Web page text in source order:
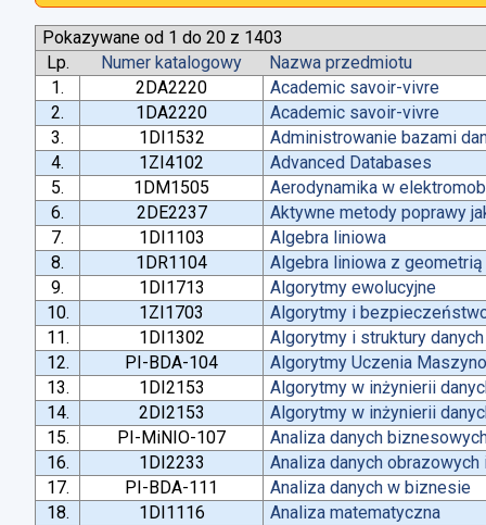
Pokazywane od 1 do 20 z 1403
Lp.
Numer katalogowy
Nazwa przedmiotu
1.
2DA2220
Academic savoir-vivre
2.
1DA2220
Academic savoir-vivre
3.
1DI1532
Administrowanie bazami
4.
1ZI4102
Advanced Databases
5.
1DM1505
Aerodynamika w
6.
2DE2237
Aktywne metody poprawy
7.
1DI1103
Algebra liniowa
8.
1DR1104
Algebra liniowa z geometrią
9.
1DI1713
Algorytmy ewolucyjne
10.
1ZI1703
Algorytmy i
11.
1DI1302
Algorytmy i struktury danych
12.
PI-BDA-104
Algorytmy Uczenia
13.
1DI2153
Algorytmy w inżynierii
14.
2DI2153
Algorytmy w inżynierii
15.
PI-MiNIO-107
Analiza danych
16.
1DI2233
Analiza danych
17.
PI-BDA-111
Analiza danych w biznesie
18.
1DI1116
Analiza matematyczna